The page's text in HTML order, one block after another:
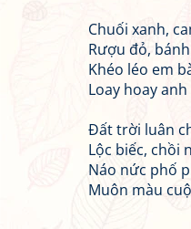
Chuối xanh,
Rượu đỏ,
Khéo léo em
Loay hoay
Đất trời luân
Lộc biếc, chồi
Náo nức phố
Muôn màu